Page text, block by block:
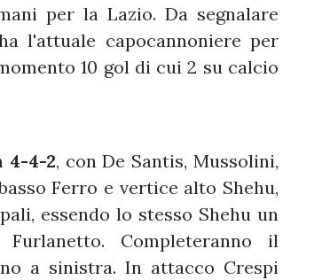
per la Lazio. Da segnalare
l'attuale capocannoniere per
10 gol di cui 2 su calcio
4-4-2, con De Santis, Mussolini,
Ferro e vertice alto Shehu,
essendo lo stesso Shehu un
Completeranno il
a sinistra. In attacco Crespi